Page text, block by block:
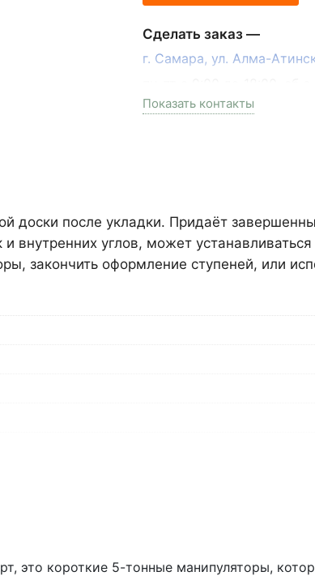
Сделать заказ —
г. Самара, ул. Алма-
+7 (846) 215-17-17
Написать в Telegram
Написать на почту
пн-пт с 9:00 до 18:00, сб с
пн-пт с 9:00 до 18:00
Показать контакты
доски после укладки. Придаёт
внутренних углов, может
закончить оформление ступеней, или
это короткие 5-тонные манипуляторы,